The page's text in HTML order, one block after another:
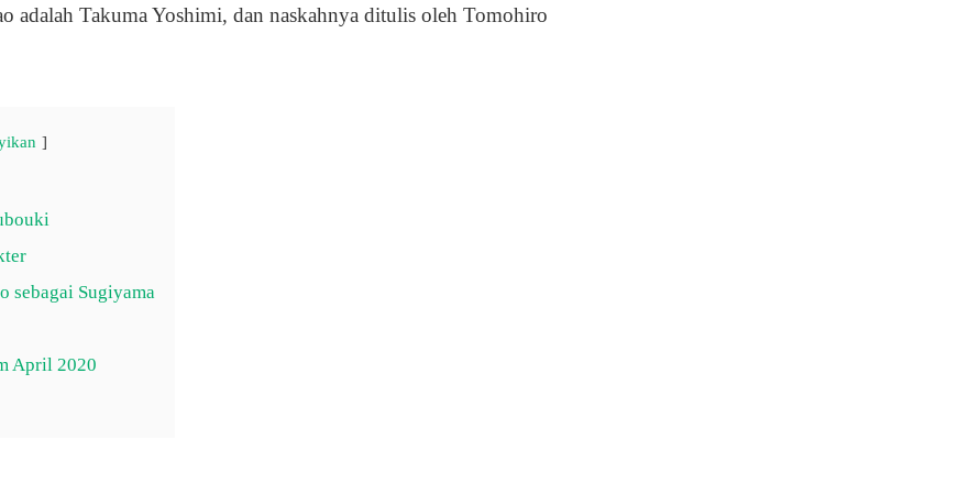
adalah Takuma Yoshimi, dan naskahnya ditulis oleh Tomohiro
sebagai Sugiyama
April 2020